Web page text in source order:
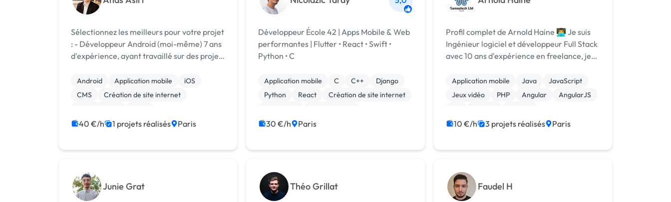
Sélectionnez les meilleurs pour votre projet
: - Développeur Android (moi-même) 7 ans
d'expérience, ayant travaillé sur des projets
Radio France, Airbus, Free, EDF Toutes les
fonctionnalités développée...
Android Application mobile
iOS
CMS
Création de site internet
40 €/h 1 projets réalisés Paris
Développeur École 42 | Apps Mobile & Web
performantes | Flutter • React • Swift •
Python • C
Application mobile C C++
Django
Python
React
Création de site internet
Site clé en main
30 €/h Paris
Profil complet de Arnold Haine 👨‍💻 Je suis
Ingénieur logiciel et développeur Full Stack
avec 10 ans d'expérience en freelance, je
sur-mesure couvrant le développement
web, mobile et la création de je...
Application mobile Java
JavaScript
Jeux vidéo
PHP Angular
AngularJS
10 €/h 3 projets réalisés Paris
Junie Grat Théo Grillat Faudel H